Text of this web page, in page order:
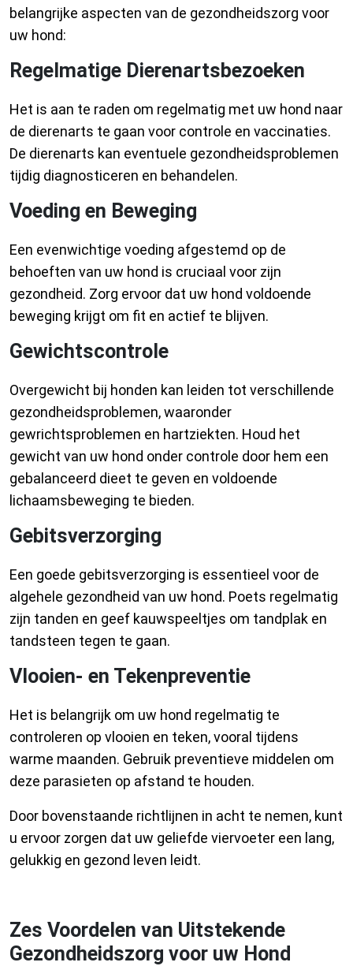
belangrijke aspecten van de gezondheidszorg voor
uw hond:
Regelmatige Dierenartsbezoeken
Het is aan te raden om regelmatig met uw hond naar
de dierenarts te gaan voor controle en vaccinaties.
De dierenarts kan eventuele gezondheidsproblemen
tijdig diagnosticeren en behandelen.
Voeding en Beweging
Een evenwichtige voeding afgestemd op de
behoeften van uw hond is cruciaal voor zijn
gezondheid. Zorg ervoor dat uw hond voldoende
beweging krijgt om fit en actief te blijven.
Gewichtscontrole
Overgewicht bij honden kan leiden tot verschillende
gezondheidsproblemen, waaronder
gewrichtsproblemen en hartziekten. Houd het
gewicht van uw hond onder controle door hem een
gebalanceerd dieet te geven en voldoende
lichaamsbeweging te bieden.
Gebitsverzorging
Een goede gebitsverzorging is essentieel voor de
algehele gezondheid van uw hond. Poets regelmatig
zijn tanden en geef kauwspeeltjes om tandplak en
tandsteen tegen te gaan.
Vlooien- en Tekenpreventie
Het is belangrijk om uw hond regelmatig te
controleren op vlooien en teken, vooral tijdens
warme maanden. Gebruik preventieve middelen om
deze parasieten op afstand te houden.
Door bovenstaande richtlijnen in acht te nemen, kunt
u ervoor zorgen dat uw geliefde viervoeter een lang,
gelukkig en gezond leven leidt.
Zes Voordelen van Uitstekende
Gezondheidszorg voor uw Hond